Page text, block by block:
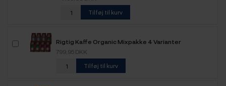
Tilføj til kurv
Rigtig Kaffe Organic Mixpakke 4 Varianter
799,95 DKK
Tilføj til kurv